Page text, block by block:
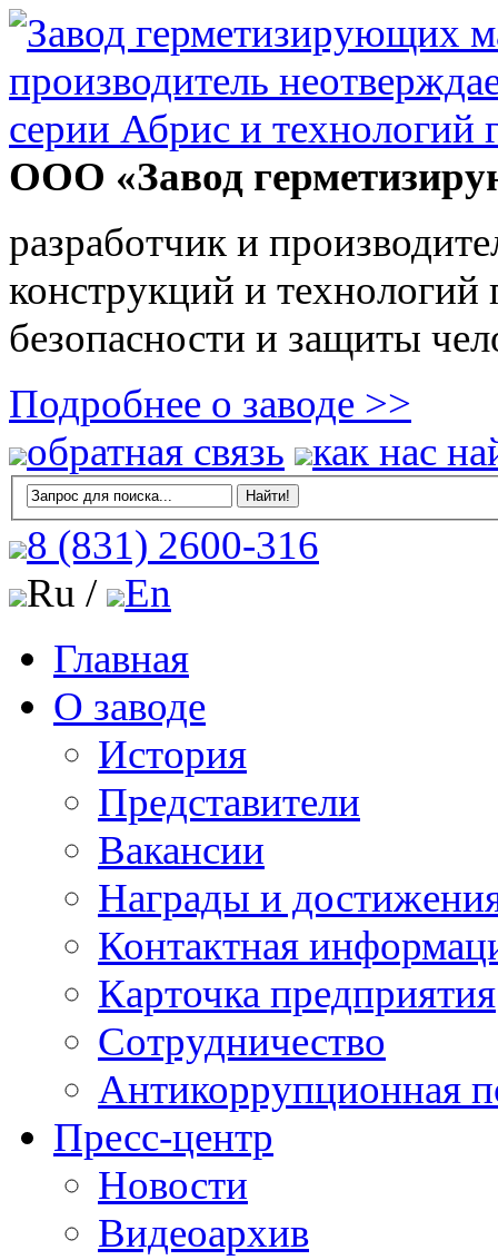
ООО «Завод
разработчик и
конструкций и
безопасности и защиты
Подробнее о заводе >>
обратная связь
как нас
8 (831) 2600-316
Ru /
En
Главная
О заводе
История
Представители
Вакансии
Награды и
Контактная
Карточка предприятия
Сотрудничество
Антикоррупционная
Пресс-центр
Новости
Видеоархив